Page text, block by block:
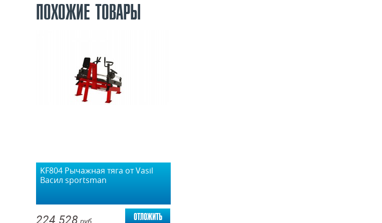
ПОХОЖИЕ ТОВАРЫ
KF804 Рычажная тяга от Vasil
Васил sportsman
224 528 отложить